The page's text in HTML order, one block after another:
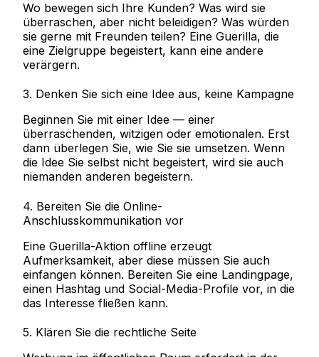
Wo bewegen sich Ihre Kunden? Was wird sie
überraschen, aber nicht beleidigen? Was würden
sie gerne mit Freunden teilen? Eine Guerilla, die
eine Zielgruppe begeistert, kann eine andere
verärgern.
3. Denken Sie sich eine Idee aus, keine Kampagne
Beginnen Sie mit einer Idee — einer
überraschenden, witzigen oder emotionalen. Erst
dann überlegen Sie, wie Sie sie umsetzen. Wenn
die Idee Sie selbst nicht begeistert, wird sie auch
niemanden anderen begeistern.
4. Bereiten Sie die Online-
Anschlusskommunikation vor
Eine Guerilla-Aktion offline erzeugt
Aufmerksamkeit, aber diese müssen Sie auch
einfangen können. Bereiten Sie eine Landingpage,
einen Hashtag und Social-Media-Profile vor, in die
das Interesse fließen kann.
5. Klären Sie die rechtliche Seite